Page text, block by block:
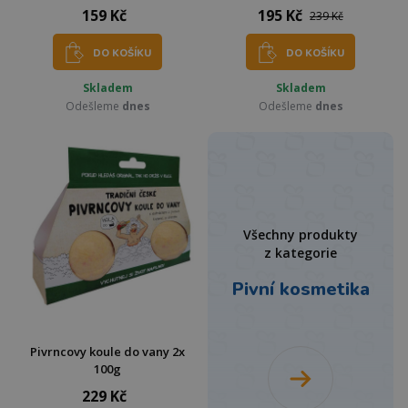
159 Kč
DO KOŠÍKU
Skladem
Odešleme dnes
195 Kč 239 Kč
DO KOŠÍKU
Skladem
Odešleme dnes
Pivrncovy koule do vany 2x
100g
229 Kč
Všechny produkty
z kategorie
Pivní kosmetika